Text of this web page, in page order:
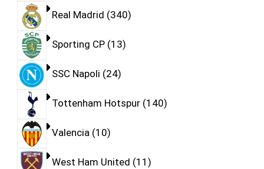
Real Madrid 340
Sporting CP 13
SSC Napoli 24
Tottenham Hotspur 140
Valencia 10
West Ham United 11